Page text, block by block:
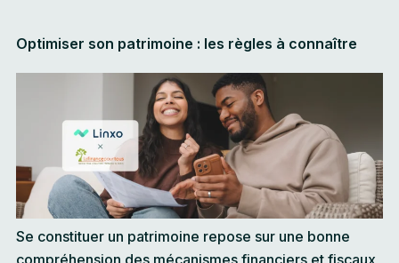
Optimiser son patrimoine : les règles à connaître
Se constituer un patrimoine repose sur une bonne